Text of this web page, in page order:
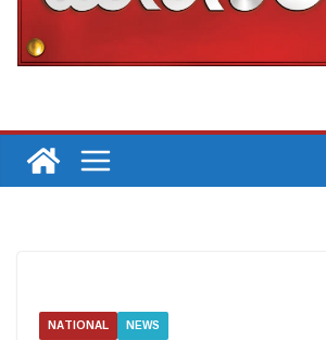
NATIONAL NEWS